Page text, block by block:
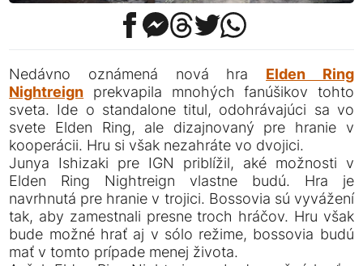
Nedávno oznámená nová hra Elden Ring
Nightreign prekvapila mnohých fanúšikov tohto
sveta. Ide o standalone titul, odohrávajúci sa vo
svete Elden Ring, ale dizajnovaný pre hranie v
kooperácii. Hru si však nezahráte vo dvojici.
Junya Ishizaki pre IGN priblížil, aké možnosti v
Elden Ring Nightreign vlastne budú. Hra je
navrhnutá pre hranie v trojici. Bossovia sú vyvážení
tak, aby zamestnali presne troch hráčov. Hru však
bude možné hrať aj v sólo režime, bossovia budú
mať v tomto prípade menej života.